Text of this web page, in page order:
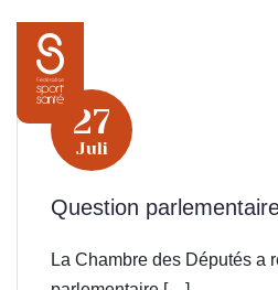
27
Juli
Question
La Chambre des Députés a